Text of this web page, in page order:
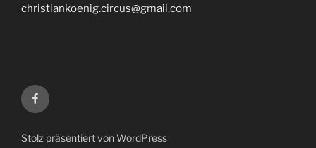
christiankoenig.circus@gmail.com
Facebook
Stolz präsentiert von WordPress